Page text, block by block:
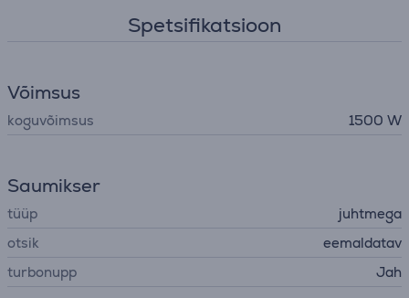
Spetsifikatsioon
Võimsus
koguvõimsus 1500 W
Saumikser
tüüp
juhtmega
otsik
eemaldatav
turbonupp
Jah